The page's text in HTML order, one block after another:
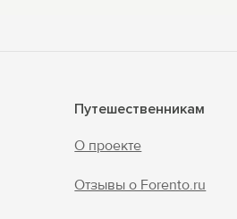
Путешественникам
О проекте
Отзывы о Forento.ru